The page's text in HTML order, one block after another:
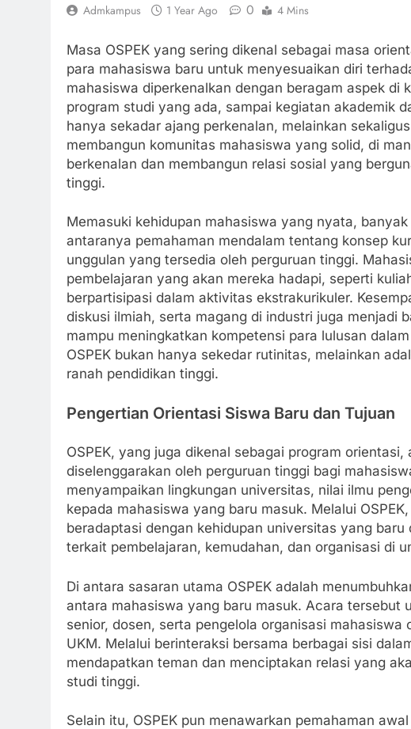
Admkampus 1 Year Ago 0 4 Mins
Masa OSPEK yang sering dikenal sebagai masa
para mahasiswa baru untuk menyesuaikan diri
mahasiswa diperkenalkan dengan beragam aspek di
program studi yang ada, sampai kegiatan akademik
hanya sekadar ajang perkenalan, melainkan
membangun komunitas mahasiswa yang solid, di
berkenalan dan membangun relasi sosial yang
tinggi.
Memasuki kehidupan mahasiswa yang nyata,
antaranya pemahaman mendalam tentang konsep
unggulan yang tersedia oleh perguruan tinggi.
pembelajaran yang akan mereka hadapi, seperti
berpartisipasi dalam aktivitas ekstrakurikuler.
diskusi ilmiah, serta magang di industri juga menjadi
mampu meningkatkan kompetensi para lulusan
OSPEK bukan hanya sekedar rutinitas, melainkan
ranah pendidikan tinggi.
Pengertian Orientasi Siswa Baru dan Tujuan
OSPEK, yang juga dikenal sebagai program
diselenggarakan oleh perguruan tinggi bagi
menyampaikan lingkungan universitas, nilai ilmu
kepada mahasiswa yang baru masuk. Melalui
beradaptasi dengan kehidupan universitas yang
terkait pembelajaran, kemudahan, dan organisasi di
Di antara sasaran utama OSPEK adalah
antara mahasiswa yang baru masuk. Acara tersebut
senior, dosen, serta pengelola organisasi
UKM. Melalui berinteraksi bersama berbagai sisi
mendapatkan teman dan menciptakan relasi yang
studi tinggi.
Selain itu, OSPEK pun menawarkan pemahaman